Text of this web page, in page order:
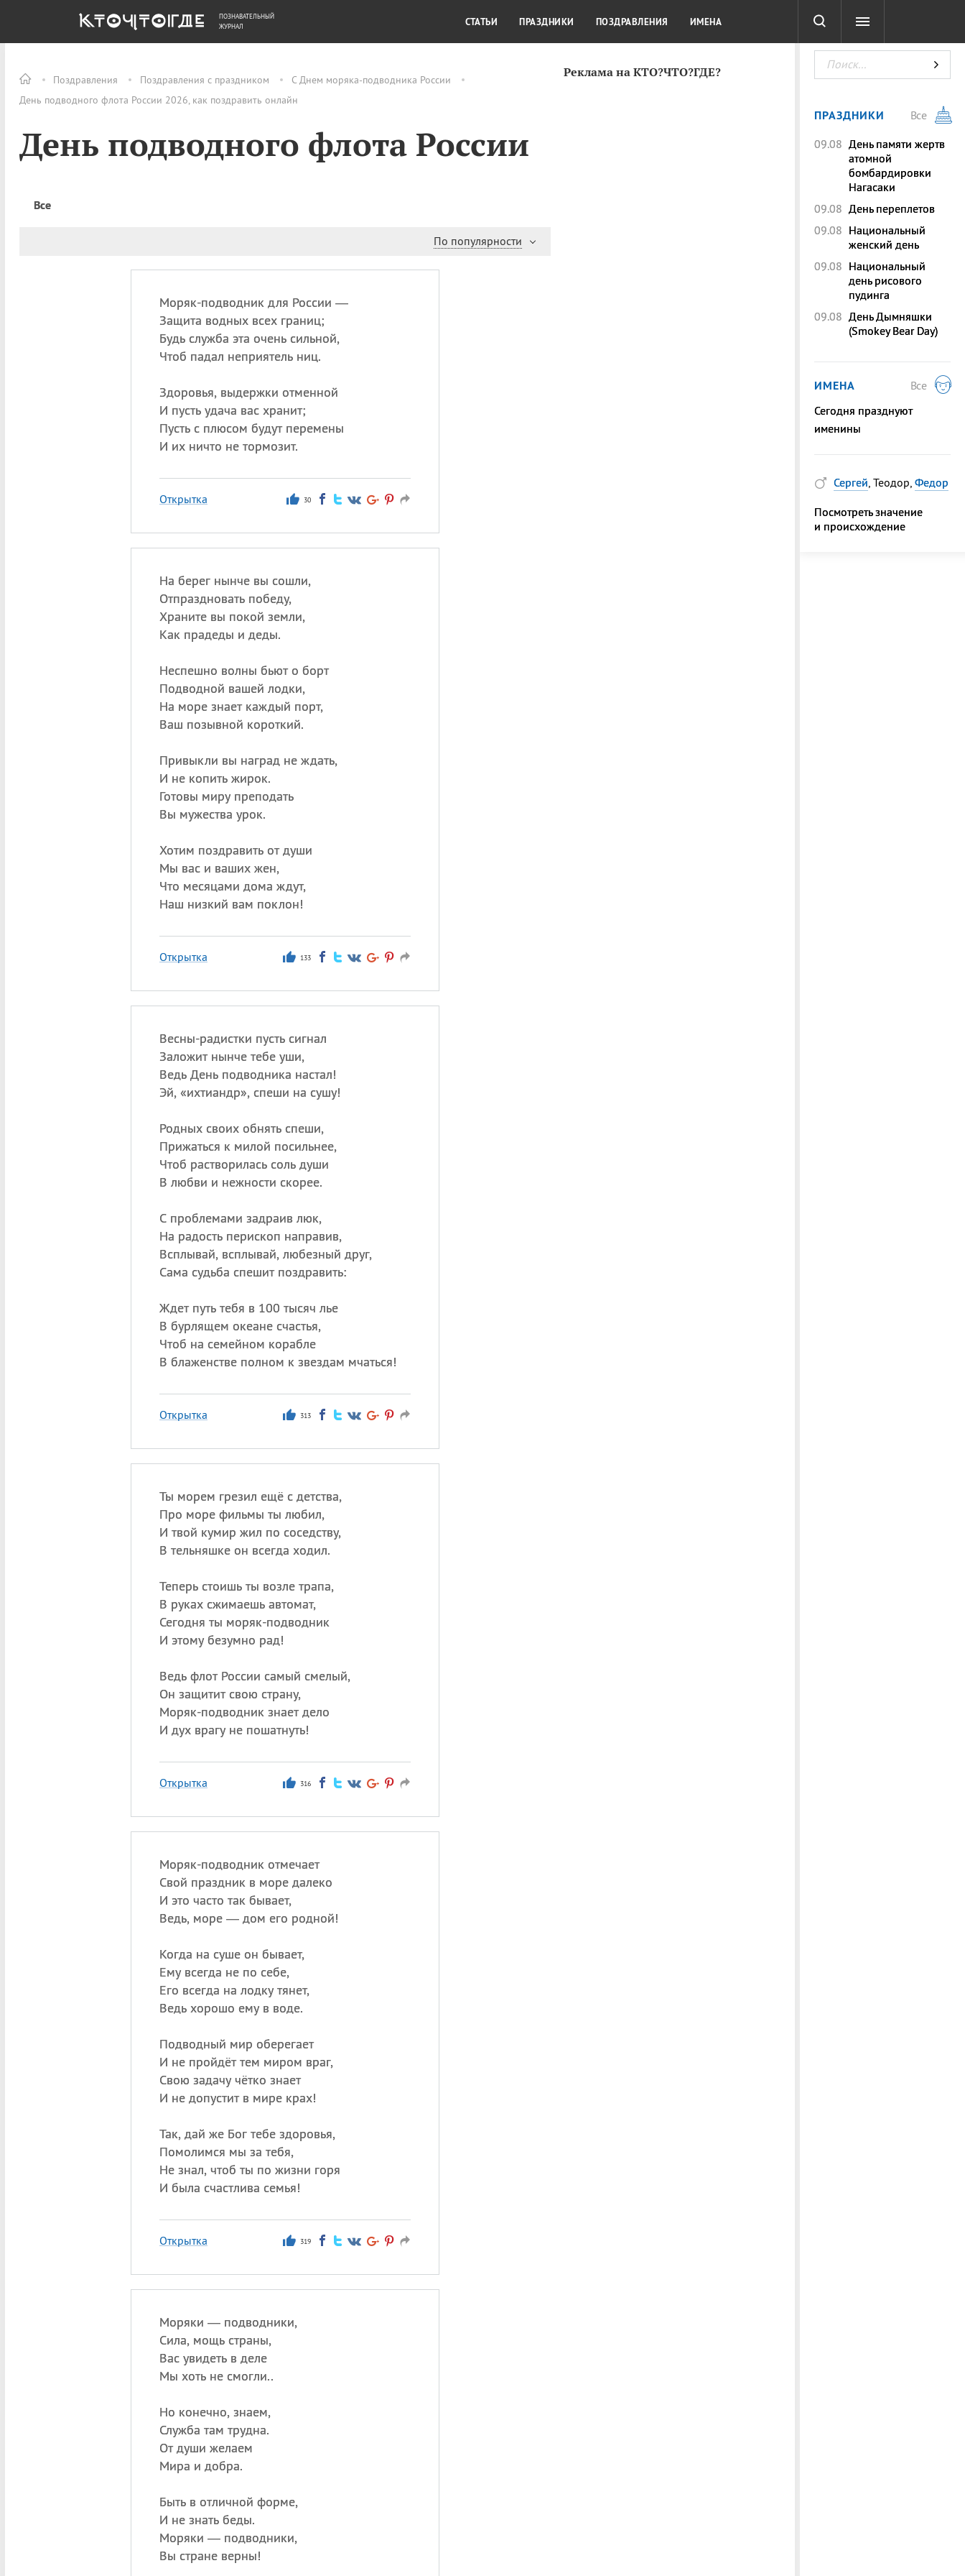
Поздравления Поздравления с праздником
С Днем моряка-подводника России
День подводного флота России 2026, как поздравить онлайн
День подводного флота России
Все
По популярности
Моряк-подводник для России —
Защита водных всех границ;
Будь служба эта очень сильной,
Чтоб падал неприятель ниц.
Здоровья, выдержки отменной
И пусть удача вас хранит;
Пусть с плюсом будут перемены
И их ничто не тормозит.
Открытка 30
На берег нынче вы сошли,
Отпраздновать победу,
Храните вы покой земли,
Как прадеды и деды.
Неспешно волны бьют о борт
Подводной вашей лодки,
На море знает каждый порт,
Ваш позывной короткий.
Привыкли вы наград не ждать,
И не копить жирок.
Готовы миру преподать
Вы мужества урок.
Хотим поздравить от души
Мы вас и ваших жен,
Что месяцами дома ждут,
Наш низкий вам поклон!
Открытка 133
Весны-радистки пусть сигнал
Заложит нынче тебе уши,
Ведь День подводника настал!
Эй, «ихтиандр», спеши на сушу!
Родных своих обнять спеши,
Прижаться к милой посильнее,
Чтоб растворилась соль души
В любви и нежности скорее.
С проблемами задраив люк,
На радость перископ направив,
Всплывай, всплывай, любезный друг,
Сама судьба спешит поздравить:
Ждет путь тебя в 100 тысяч лье
В бурлящем океане счастья,
Чтоб на семейном корабле
В блаженстве полном к звездам мчаться!
Открытка 313
Ты морем грезил ещё с детства,
Про море фильмы ты любил,
И твой кумир жил по соседству,
В тельняшке он всегда ходил.
Теперь стоишь ты возле трапа,
В руках сжимаешь автомат,
Сегодня ты моряк-подводник
И этому безумно рад!
Ведь флот России самый смелый,
Он защитит свою страну,
Моряк-подводник знает дело
И дух врагу не пошатнуть!
Открытка 316
Моряк-подводник отмечает
Свой праздник в море далеко
И это часто так бывает,
Ведь, море — дом его родной!
Когда на суше он бывает,
Ему всегда не по себе,
Его всегда на лодку тянет,
Ведь хорошо ему в воде.
Подводный мир оберегает
И не пройдёт тем миром враг,
Свою задачу чётко знает
И не допустит в мире крах!
Так, дай же Бог тебе здоровья,
Помолимся мы за тебя,
Не знал, чтоб ты по жизни горя
И была счастлива семья!
Открытка 319
Моряки — подводники,
Сила, мощь страны,
Вас увидеть в деле
Мы хоть не смогли..
Но конечно, знаем,
Служба там трудна.
От души желаем
Мира и добра.
Быть в отличной форме,
И не знать беды.
Моряки — подводники,
Вы стране верны!
Реклама на КТО?ЧТО?ГДЕ?
ОБЩЕСТВО ДЕНЬГИ КУЛЬТУРА КРАСОТА ТЕСТЫ
ПОЗНАВАТЕЛЬНЫЙ
ЖУРНАЛ
СТАТЬИ ПРАЗДНИКИ ПОЗДРАВЛЕНИЯ ИМЕНА
ПРАЗДНИКИ
Все
09.08 День памяти жертв
атомной
бомбардировки
Нагасаки
09.08 День переплетов
09.08 Национальный
женский день
09.08 Национальный
день рисового
пудинга
09.08 День Дымняшки
(Smokey Bear Day)
ИМЕНА
Все
Сегодня празднуют
именины
Сергей, Теодор, Федор
Посмотреть значение
и происхождение